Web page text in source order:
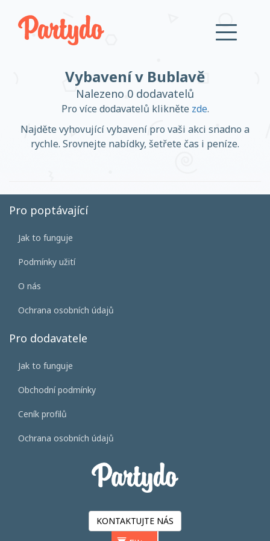
Založit účet
Přihlásit se
Založit účet
Vybavení v Bublavě
Nalezeno 0 dodavatelů
Pro více dodavatelů klikněte zde.
Najděte vyhovující vybavení pro vaši akci snadno a
rychle. Srovnejte nabídky, šetřete čas i peníze.
Pro poptávající
Jak to funguje
Podmínky užití
O nás
Ochrana osobních údajů
Pro dodavatele
Jak to funguje
Obchodní podmínky
Ceník profilů
Ochrana osobních údajů
KONTAKTUJTE NÁS